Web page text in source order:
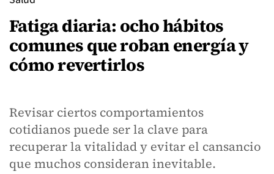
Fatiga diaria: ocho hábitos
comunes que roban energía y
cómo revertirlos
Revisar ciertos comportamientos
cotidianos puede ser la clave para
recuperar la vitalidad y evitar el cansancio
que muchos consideran inevitable.